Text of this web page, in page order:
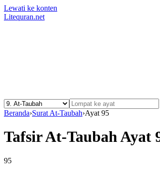
Lewati ke konten
Litequran.net
Beranda›Surat At-Taubah›Ayat 95
Tafsir At-Taubah Ayat
95